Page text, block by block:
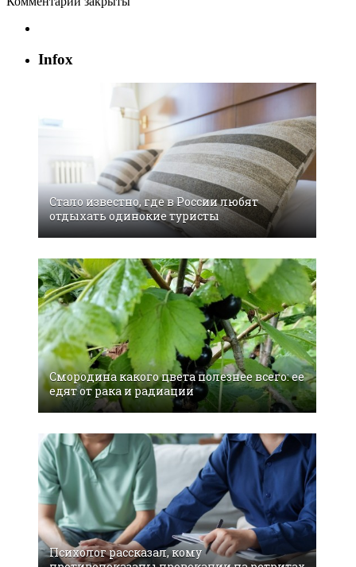
Infox
Стало известно, где в России любят
отдыхать одинокие туристы
Смородина какого цвета полезнее всего: ее
едят от рака и радиации
Психолог рассказал, кому